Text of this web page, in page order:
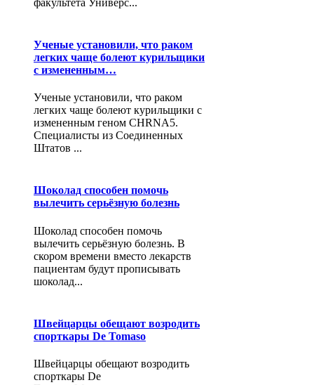
Ученые установили, что раком
легких чаще болеют курильщики
с измененным…
Ученые установили, что раком
легких чаще болеют курильщики с
измененным геном CHRNA5.
Специалисты из Соединенных
Штатов ...
Шоколад способен помочь
вылечить серьёзную болезнь
Шоколад способен помочь
вылечить серьёзную болезнь. В
скором времени вместо лекарств
пациентам будут прописывать
шоколад...
Швейцарцы обещают возродить
спорткары De Tomaso
Швейцарцы обещают возродить
спорткары De